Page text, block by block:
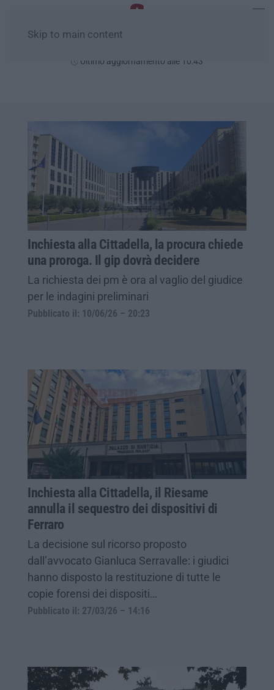
Skip to main content
Ultimo aggiornamento alle 10:43
Inchiesta alla Cittadella, la procura chiede
una proroga. Il gip dovrà decidere
La richiesta dei pm è ora al vaglio del giudice
per le indagini preliminari
Pubblicato il: 10/06/26 – 20:23
Inchiesta alla Cittadella, il Riesame
annulla il sequestro dei dispositivi di
Ferraro
La decisione sul ricorso proposto
dall’avvocato Gianluca Serravalle: i giudici
hanno disposto la restituzione di tutte le
copie forensi dei dispositi…
Pubblicato il: 27/03/26 – 14:16